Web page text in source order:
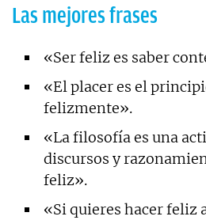
Las mejores frases
«Ser feliz es saber
«El placer es el
felizmente».
«La filosofía es una
discursos y
feliz».
«Si quieres hacer feliz